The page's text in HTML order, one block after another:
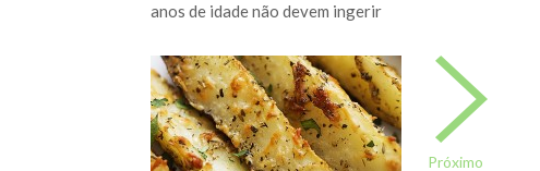
Próximo
anos de idade não devem ingerir